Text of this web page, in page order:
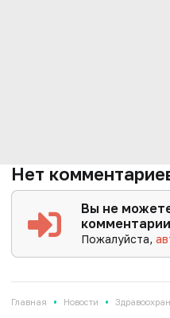
Нет
Вы не
комментарии
Пожалуйста,
Главная • Новости •